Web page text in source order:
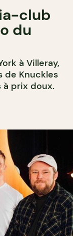
club
du
à Villeray,
de Knuckles
à prix doux.